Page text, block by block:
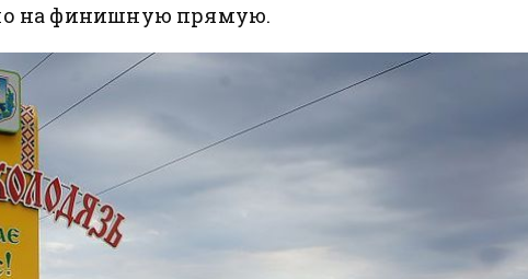
на финишную прямую.